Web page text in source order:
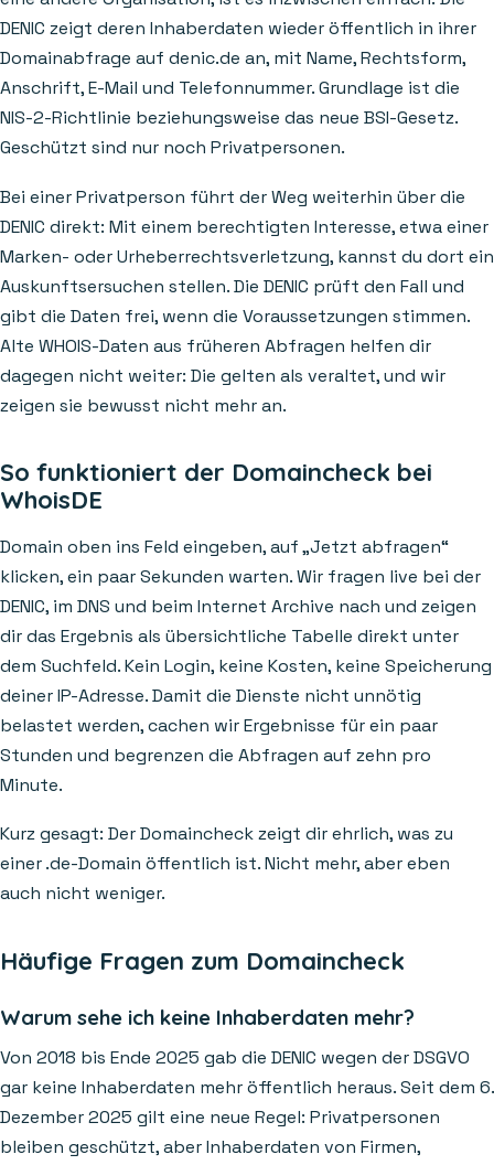
DENIC zeigt deren Inhaberdaten wieder öffentlich in ihrer
Domainabfrage auf denic.de an, mit Name, Rechtsform,
Anschrift, E-Mail und Telefonnummer. Grundlage ist die
NIS-2-Richtlinie beziehungsweise das neue BSI-Gesetz.
Geschützt sind nur noch Privatpersonen.
Bei einer Privatperson führt der Weg weiterhin über die
DENIC direkt: Mit einem berechtigten Interesse, etwa einer
Marken- oder Urheberrechtsverletzung, kannst du dort ein
Auskunftsersuchen stellen. Die DENIC prüft den Fall und
gibt die Daten frei, wenn die Voraussetzungen stimmen.
Alte WHOIS-Daten aus früheren Abfragen helfen dir
dagegen nicht weiter: Die gelten als veraltet, und wir
zeigen sie bewusst nicht mehr an.
So funktioniert der Domaincheck bei
WhoisDE
Domain oben ins Feld eingeben, auf „Jetzt abfragen“
klicken, ein paar Sekunden warten. Wir fragen live bei der
DENIC, im DNS und beim Internet Archive nach und zeigen
dir das Ergebnis als übersichtliche Tabelle direkt unter
dem Suchfeld. Kein Login, keine Kosten, keine Speicherung
deiner IP-Adresse. Damit die Dienste nicht unnötig
belastet werden, cachen wir Ergebnisse für ein paar
Stunden und begrenzen die Abfragen auf zehn pro
Minute.
Kurz gesagt: Der Domaincheck zeigt dir ehrlich, was zu
einer .de-Domain öffentlich ist. Nicht mehr, aber eben
auch nicht weniger.
Häufige Fragen zum Domaincheck
Warum sehe ich keine Inhaberdaten mehr?
Von 2018 bis Ende 2025 gab die DENIC wegen der DSGVO
gar keine Inhaberdaten mehr öffentlich heraus. Seit dem 6.
Dezember 2025 gilt eine neue Regel: Privatpersonen
bleiben geschützt, aber Inhaberdaten von Firmen,